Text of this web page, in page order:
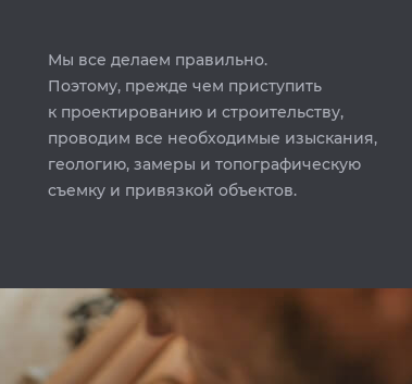
Мы все делаем правильно.
Поэтому, прежде чем приступить
к проектированию и строительству,
проводим все необходимые изыскания,
геологию, замеры и топографическую
съемку и привязкой объектов.